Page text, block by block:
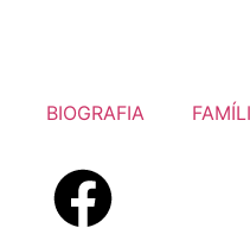
BIOGRAFIA